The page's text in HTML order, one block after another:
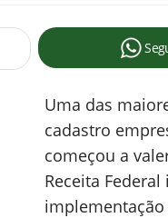
Uma das
cadastro
começou a
Receita
implementação